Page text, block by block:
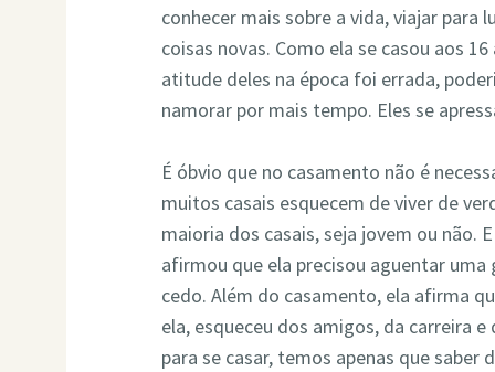
conhecer mais sobre a vida, viajar para
coisas novas. Como ela se casou aos
atitude deles na época foi errada,
namorar por mais tempo. Eles se
É óbvio que no casamento não é
muitos casais esquecem de viver de
maioria dos casais, seja jovem ou não.
afirmou que ela precisou aguentar
cedo. Além do casamento, ela afirma
ela, esqueceu dos amigos, da carreira
para se casar, temos apenas que saber